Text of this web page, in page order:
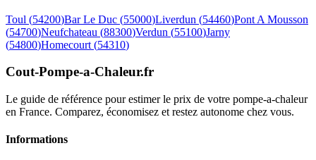
Toul (54200)Bar Le Duc (55000)Liverdun (54460)Pont A Mousson
(54700)Neufchateau (88300)Verdun (55100)Jarny
(54800)Homecourt (54310)
Cout-Pompe-a-Chaleur.fr
Le guide de référence pour estimer le prix de votre pompe-a-chaleur
en France. Comparez, économisez et restez autonome chez vous.
Informations